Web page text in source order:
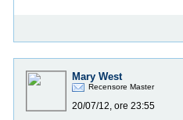
Mary West
Recensore Master
20/07/12, ore 23:55